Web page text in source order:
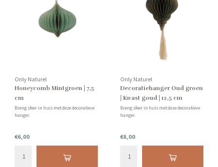
Only Naturel
Honeycomb Mintgroen | 7,5
cm
Breng sfeer in huis met deze decoratieve
hanger.
€6,00
Only Naturel
Decoratiehanger Oud groen
| Kwast goud | 12,5 cm
Breng sfeer in huis met deze decoratieve
hanger.
€8,00